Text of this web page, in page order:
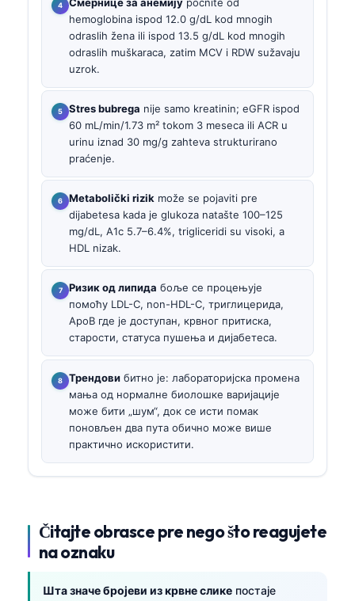
hemoglobina ispod 12.0 g/dL kod mnogih
odraslih žena ili ispod 13.5 g/dL kod mnogih
odraslih muškaraca, zatim MCV i RDW sužavaju
uzrok.
Stres bubrega nije samo kreatinin; eGFR ispod
60 mL/min/1.73 m² tokom 3 meseca ili ACR u
urinu iznad 30 mg/g zahteva strukturirano
praćenje.
Metabolički rizik može se pojaviti pre
dijabetesa kada je glukoza natašte 100–125
mg/dL, A1c 5.7–6.4%, trigliceridi su visoki, a
HDL nizak.
Ризик од липида боље се процењује
помоћу LDL-C, non-HDL-C, триглицерида,
ApoB где је доступан, крвног притиска,
старости, статуса пушења и дијабетеса.
Трендови битно је: лабораторијска промена
мања од нормалне биолошке варијације
може бити „шум“, док се исти помак
поновљен два пута обично може више
практично искористити.
Čitajte obrasce pre nego što reagujete
na oznaku
Шта значе бројеви из крвне слике постаје